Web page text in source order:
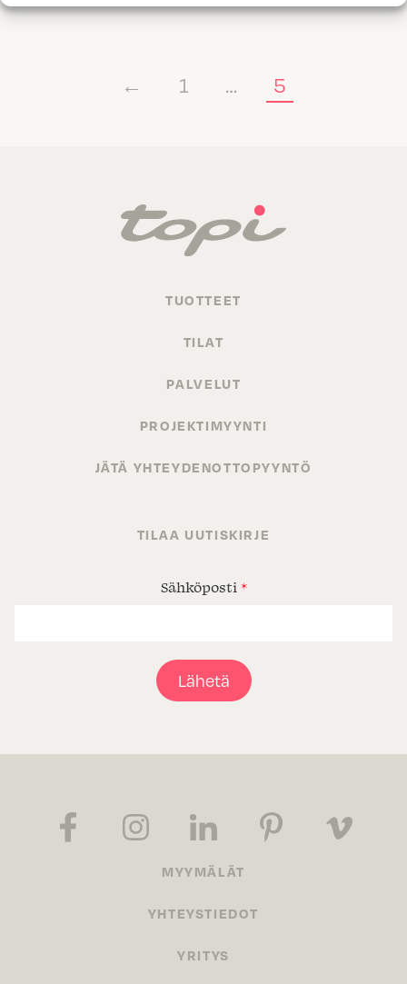
← 1 … 5
TUOTTEET
TILAT
PALVELUT
PROJEKTIMYYNTI
JÄTÄ YHTEYDENOTTOPYYNTÖ
TILAA UUTISKIRJE
Sähköposti *
Lähetä
MYYMÄLÄT
YHTEYSTIEDOT
YRITYS